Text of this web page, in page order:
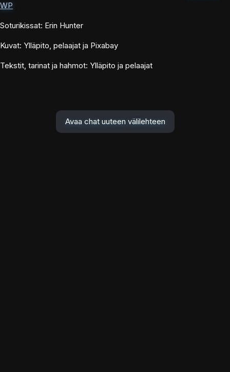
WP
Soturikissat: Erin Hunter
Kuvat: Ylläpito, pelaajat ja Pixabay
Tekstit, tarinat ja hahmot: Ylläpito ja pelaajat
Avaa chat uuteen välilehteen